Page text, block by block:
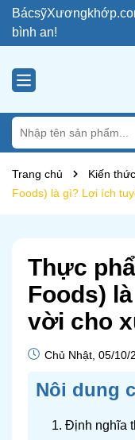
bình an!
Trang chủ Kiến
Foods) là gì? Lợi ích
Thực
Foods)
vời cho
Chủ Nhật, 05/10/
Nôi dung
1. Định nghĩa